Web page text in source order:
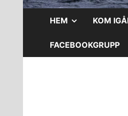
HEM VISA
UNDERMENY
KOM
FACEBOOKGRUPP